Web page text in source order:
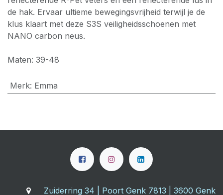
de hak. Ervaar ultieme bewegingsvrijheid terwijl je de
klus klaart met deze S3S veiligheidsschoenen met
NANO carbon neus.
Maten: 39-48
Merk: Emma
Zuiderring 34 | Poort Genk 7813 | 3600 Genk